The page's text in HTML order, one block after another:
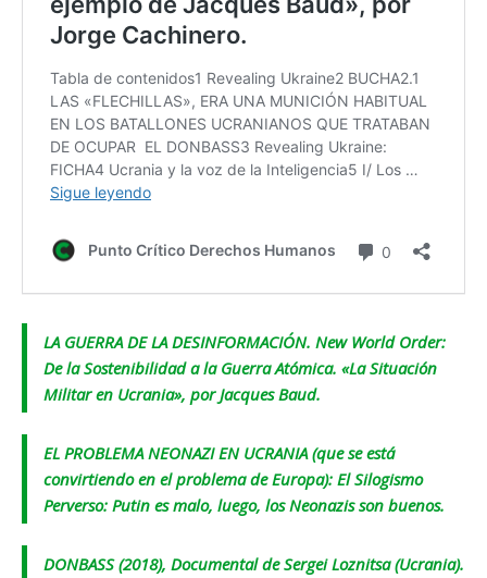
LA GUERRA DE LA DESINFORMACIÓN. New World Order:
De la Sostenibilidad a la Guerra Atómica. «La Situación
Militar en Ucrania», por Jacques Baud.
EL PROBLEMA NEONAZI EN UCRANIA (que se está
convirtiendo en el problema de Europa): El Silogismo
Perverso: Putin es malo, luego, los Neonazis son buenos.
DONBASS (2018), Documental de Sergei Loznitsa (Ucrania).